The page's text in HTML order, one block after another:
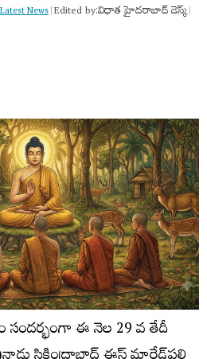
Latest News|Edited by:విధాత హైదరాబాద్ డెస్క్|
సందర్భంగా ఈ నెల 29 వ తేదీ